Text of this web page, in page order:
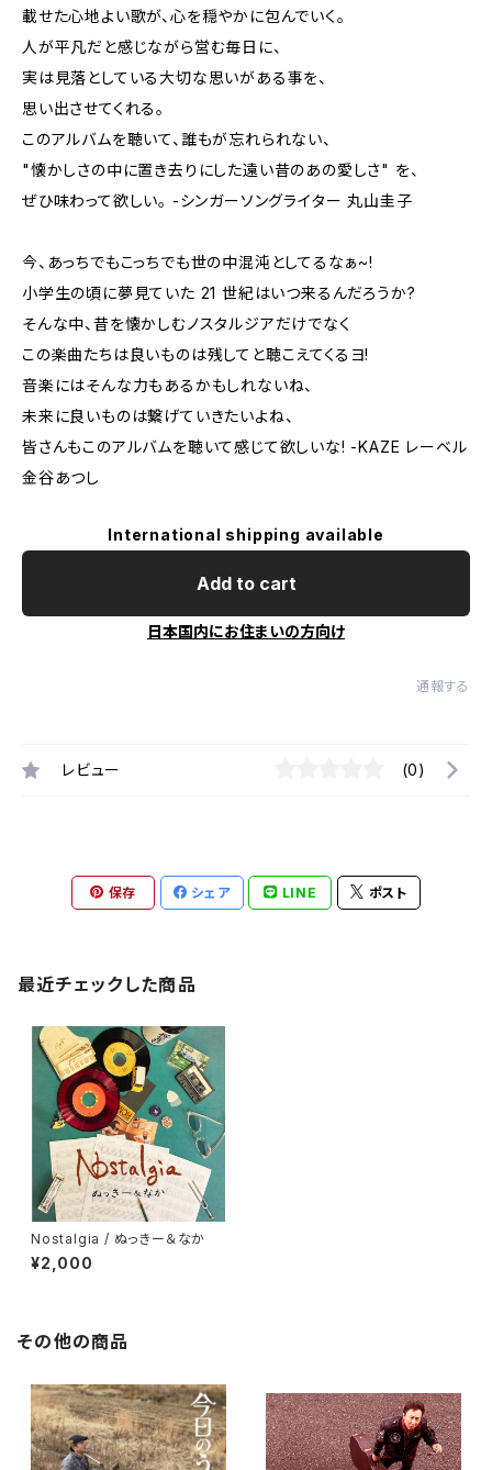
載せた心地よい歌が、心を穏やかに包んでいく。
人が平凡だと感じながら営む毎日に、
実は見落としている大切な思いがある事を、
思い出させてくれる。
このアルバムを聴いて、誰もが忘れられない、
"懐かしさの中に置き去りにした遠い昔のあの愛しさ" を、
ぜひ味わって欲しい。 -シンガーソングライター 丸山圭子
今、あっちでもこっちでも世の中混沌としてるなぁ~!
小学生の頃に夢見ていた 21 世紀はいつ来るんだろうか?
そんな中、昔を懐かしむノスタルジアだけでなく
この楽曲たちは良いものは残してと聴こえてくるヨ!
音楽にはそんな力もあるかもしれないね、
未来に良いものは繋げていきたいよね、
皆さんもこのアルバムを聴いて感じて欲しいな! -KAZE レーベル
金谷あつし
International shipping available
Add to cart
日本国内にお住まいの方向け
通報する
レビュー (0)
保存 シェア LINE ポスト
最近チェックした商品
Nostalgia / ぬっきー＆なか
¥2,000
その他の商品